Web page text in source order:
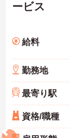
ービス
給料
勤務地
最寄り駅
資格/職種